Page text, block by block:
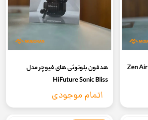
هندزفری بی سیم کریتیو مدل Zen Air
هدفون بلوتوثی های فیوچر مدل
HiFuture Sonic Bliss
اتمام موجودی